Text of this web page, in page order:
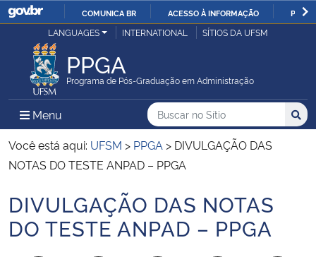
IR
COMUNICA BR ACESSO À INFORMAÇÃO
Ministério da Justiça e Segurança Pública
Ministério da Defesa
Ministério das Relações Exteriores
Ministério da Infraestrutura
LANGUAGES INTERNATIONAL SÍTIOS DA UFSM
PPGA
Programa de Pós-Graduação em Administração
Menu Menu Principal do Sítio
Busca
Buscar no no Sítio
Busca:
Você está aqui: UFSM > PPGA > DIVULGAÇÃO DAS
NOTAS DO TESTE ANPAD – PPGA
Início do conteúdo
DIVULGAÇÃO DAS NOTAS
DO TESTE ANPAD – PPGA